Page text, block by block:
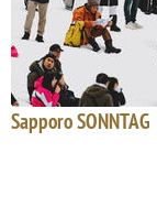
Sapporo SONNTAG